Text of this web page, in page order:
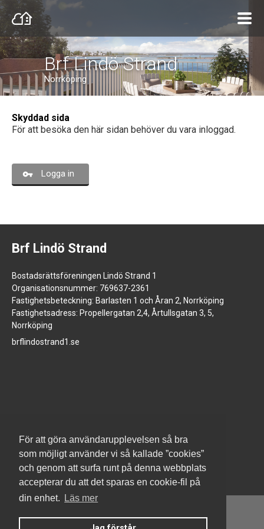
För att göra användarupplevelsen så bra
som möjligt använder vi så kallade ”cookies”
och genom att surfa runt på denna webbplats
accepterar du att det sparas en cookie-fil på
din enhet.
Läs mer
Brf Lindö Strand
Norrköping
Skyddad sida
För att besöka den här sidan behöver du vara inloggad.
Logga in
Brf Lindö Strand
Bostadsrättsföreningen Lindö Strand 1
Organisationsnummer: 769637-2361
Fastighetsbeteckning: Barlasten 1 och Åran 2, Norrköping
Fastighetsadress: Propellergatan 2,4, Årtullsgatan 3, 5,
Norrköping
brflindostrand1.se
www.jm.se